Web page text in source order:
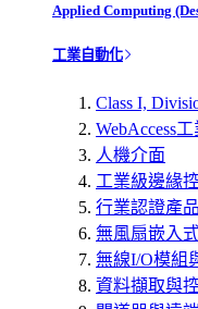
Applied Computing
工業自動化
Class I,
WebAccess
人機介面
工業級邊緣
行業認證產品
無風扇嵌入
無線I/O模組
資料擷取與